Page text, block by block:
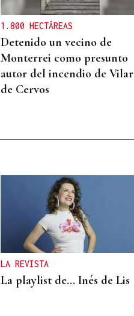
1.800 HECTÁREAS
Detenido un vecino de
Monterrei como presunto
autor del incendio de Vilar
de Cervos
LA REVISTA
La playlist de... Inés de Lis